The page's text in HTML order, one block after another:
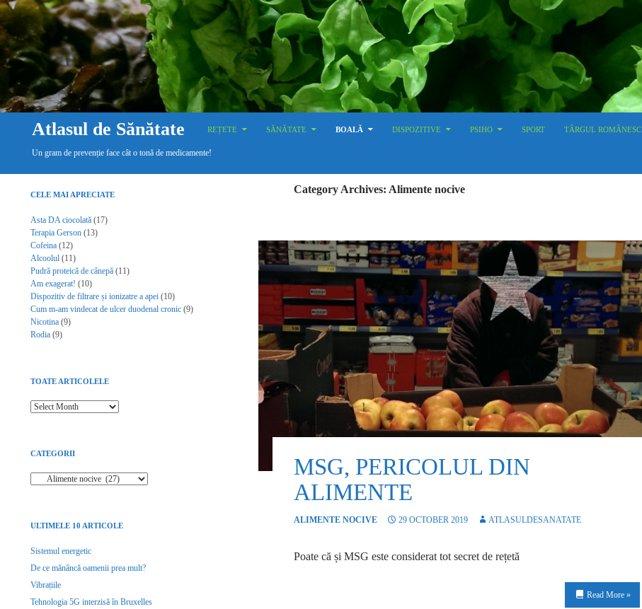
Atlasul de Sănătate
REȚETE
SĂNĂTATE BOALĂ DISPOZITIVE PSIHO SPORT TÂRGUL ROMÂNESC
Un gram de prevenție face cât o tonă de medicamente!
Category Archives: Alimente nocive
MSG, PERICOLUL DIN
ALIMENTE
ALIMENTE NOCIVE 29 OCTOBER 2019 ATLASULDESANATATE
Poate că și MSG este considerat tot secret de rețetă
Read More »
CELE MAI APRECIATE
Asta DA ciocolată (17)
Terapia Gerson (13)
Cofeina (12)
Alcoolul (11)
Pudră proteică de cânepă (11)
Am exagerat! (10)
Dispozitiv de filtrare și ionizatre a apei (10)
Cum m-am vindecat de ulcer duodenal cronic (9)
Nicotina (9)
Rodia (9)
TOATE ARTICOLELE
Toate articolele
CATEGORII
Categorii
ULTIMELE 10 ARTICOLE
Sistemul energetic
De ce mănâncă oamenii prea mult?
Vibrațiile
Tehnologia 5G interzisă în Bruxelles